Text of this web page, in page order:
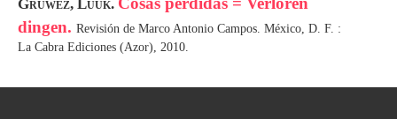
Gruwez, Luuk.
dingen. Revisión de Marco Antonio Campos. México, D. F. :
La Cabra Ediciones (Azor), 2010.